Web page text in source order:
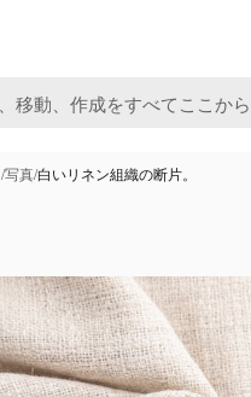
/写真/白いリネン組織の断片。